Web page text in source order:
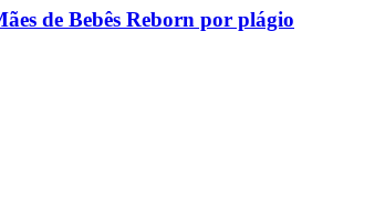
de Bebês Reborn por plágio